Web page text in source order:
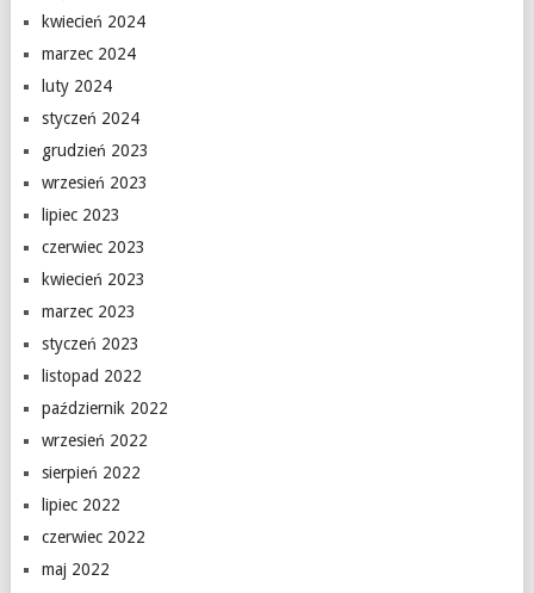
kwiecień 2024
marzec 2024
luty 2024
styczeń 2024
grudzień 2023
wrzesień 2023
lipiec 2023
czerwiec 2023
kwiecień 2023
marzec 2023
styczeń 2023
listopad 2022
październik 2022
wrzesień 2022
sierpień 2022
lipiec 2022
czerwiec 2022
maj 2022